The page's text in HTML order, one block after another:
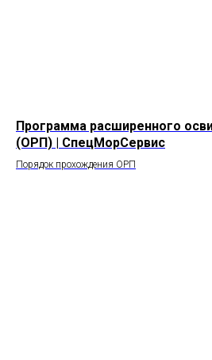
Программа расширенного
(ОРП) | СпецМорСервис
Порядок прохождения ОРП